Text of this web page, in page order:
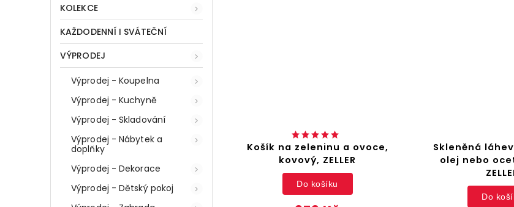
KOLEKCE
KAŽDODENNÍ I SVÁTEČNÍ
VÝPRODEJ
Výprodej - Koupelna
Výprodej - Kuchyně
Výprodej - Skladování
Výprodej - Nábytek a
doplňky
Výprodej - Dekorace
Výprodej - Dětský pokoj
Koš na ovoce z kovu, O 29
Do košíku
Košík na zeleninu a ovoce,
kovový, ZELLER
Skleněná láhev na olivový
olej nebo ocet, 730 ml ,